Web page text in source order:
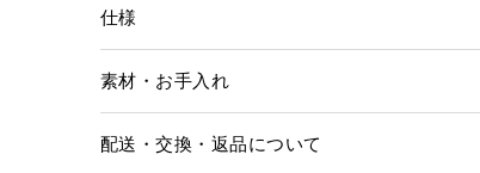
仕様
素材・お手入れ
配送・交換・返品について